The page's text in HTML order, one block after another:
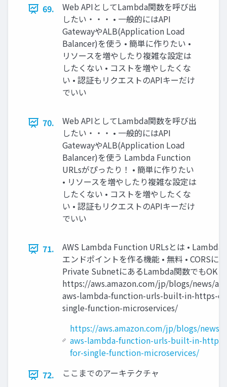
69.
Web APIとしてLambda関数を呼び出
したい・・・ • 一般的にはAPI
GatewayやALB(Application Load
Balancer)を使う • 簡単に作りたい •
リソースを増やしたり複雑な設定は
したくない • コストを増やしたくな
い • 認証もリクエストのAPIキーだけ
でいい
70.
Web APIとしてLambda関数を呼び出
したい・・・ • 一般的にはAPI
GatewayやALB(Application Load
Balancer)を使う Lambda Function
URLsがぴったり！ • 簡単に作りたい
• リソースを増やしたり複雑な設定は
したくない • コストを増やしたくな
い • 認証もリクエストのAPIキーだけ
でいい
71.
AWS Lambda Function URLsとは • Lambda
エンドポイントを作る機能 • 無料 • CORSに
Private SubnetにあるLambda関数でもOK
https://aws.amazon.com/jp/blogs/news/
aws-lambda-function-urls-built-in-https-
single-function-microservices/
https://aws.amazon.com/jp/blogs/news/
aws-lambda-function-urls-built-in-
for-single-function-microservices/
72.
ここまでのアーキテクチャ